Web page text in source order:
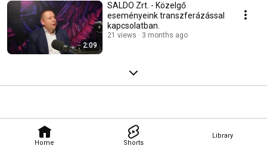
Home Shorts
Library
2:09
SALDO Zrt. - Közelgő
eseményeink transzferázással
kapcsolatban.
21 views 3 months ago